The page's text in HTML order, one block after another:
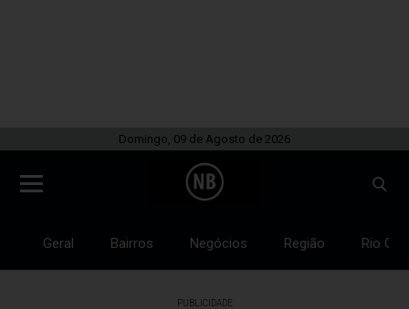
Domingo, 09 de Agosto de 2026
Geral Bairros Negócios Região Rio
PUBLICIDADE